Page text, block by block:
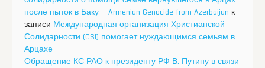
после пыток в Баку — Armenian Genocide from Azerbaijan к
записи Международная организация Христианской
Солидарности (CSI) помогает нуждающимся семьям в
Арцахе
Обращение КС РАО к президенту РФ В. Путину в связи